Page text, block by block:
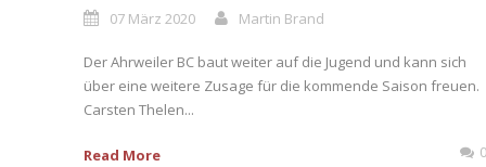
07 März 2020 Martin Brand
Der Ahrweiler BC baut weiter auf die Jugend und kann sich
über eine weitere Zusage für die kommende Saison freuen.
Carsten Thelen...
Read More 0